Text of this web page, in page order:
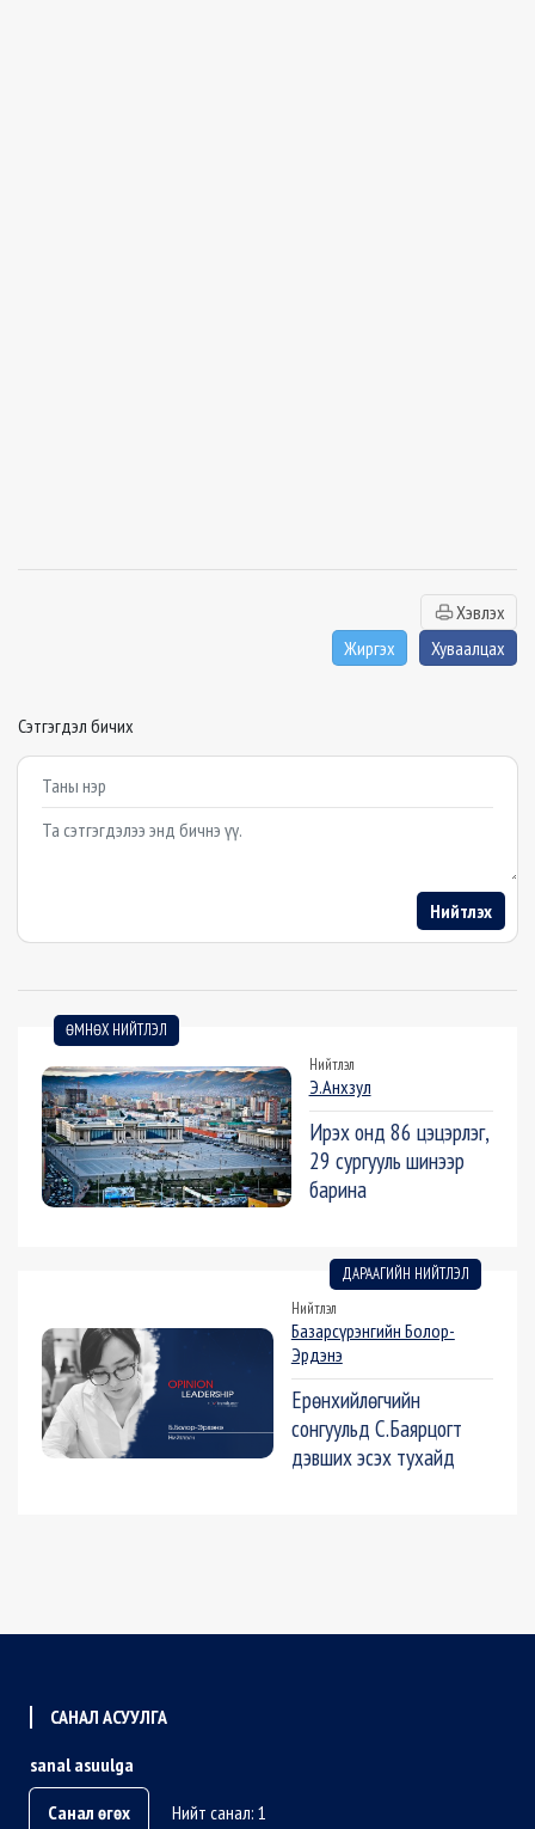
Хэвлэх
Жиргэх
Хуваалцах
Сэтгэгдэл бичих
Example textarea
Нийтлэх
ӨМНӨХ НИЙТЛЭЛ
Нийтлэл
Э.Анхзул
Ирэх онд 86 цэцэрлэг,
29 сургууль шинээр
барина
ДАРААГИЙН НИЙТЛЭЛ
Нийтлэл
Базарсүрэнгийн Болор-
Эрдэнэ
Ерөнхийлөгчийн
сонгуульд С.Баярцогт
дэвших эсэх тухайд
САНАЛ АСУУЛГА
sanal asuulga
Санал өгөх
Нийт санал: 1